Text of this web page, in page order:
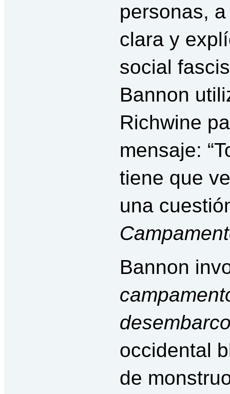
personas,
clara y
social
Bannon
Richwine
mensaje:
tiene que
una
Bannon
occidental
de